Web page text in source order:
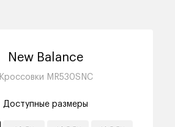
New Balance
Кроссовки MR530SNC
Доступные размеры